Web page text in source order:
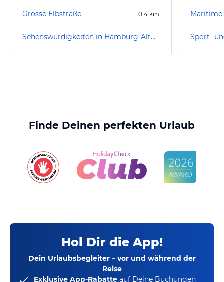
Grosse Elbstraße 0,4 km
Sehenswürdigkeiten in Hamburg-Altona
Maritime
Finde Deinen perfekten Urlaub
Hol Dir die App!
Dein Urlaubsbegleiter – vor und während der
Reise
Exklusive App-Rabatte auf Deine Buchungen